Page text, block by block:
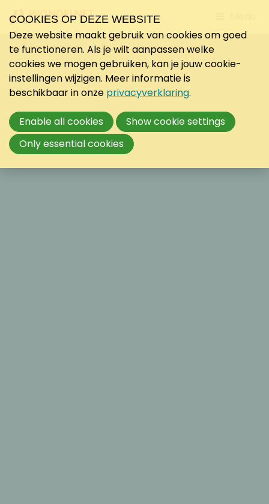
to
COOKIES OP DEZE WEBSITE
Deze website maakt gebruik van cookies om goed
te functioneren. Als je wilt aanpassen welke
cookies we mogen gebruiken, kan je jouw cookie-
instellingen wijzigen. Meer informatie is
beschikbaar in onze privacyverklaring.
Enable all cookies
Show cookie settings
Only essential cookies